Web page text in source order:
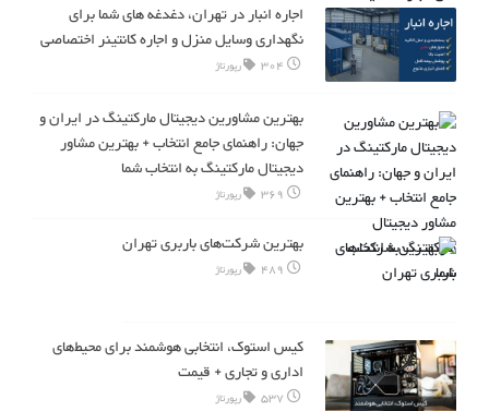
اجاره انبار در تهران، دغدغه های شما برای
نگهداری وسایل منزل و اجاره کانتینر اختصاصی
304 رپورتاژ
بهترین مشاورین دیجیتال مارکتینگ در ایران و
جهان: راهنمای جامع انتخاب + بهترین مشاور
دیجیتال مارکتینگ به انتخاب شما
369 رپورتاژ
بهترین شرکت‌های باربری تهران
489 رپورتاژ
کیس استوک، انتخابی هوشمند برای محیط‌های
اداری و تجاری + قیمت‌
537 رپورتاژ